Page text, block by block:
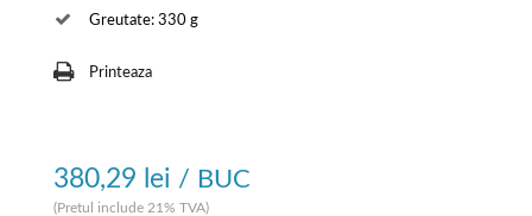
Greutate: 330 g
Printeaza
380,29 lei / BUC
(Pretul include 21% TVA)